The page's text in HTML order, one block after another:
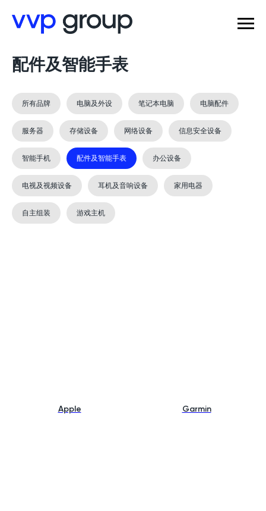
配件及智能手表
所有品牌 电脑及外设 笔记本电脑 电脑配件
服务器 存储设备 网络设备 信息安全设备
智能手机 配件及智能手表 办公设备
电视及视频设备 耳机及音响设备 家用电器
自主组装 游戏主机
Apple Garmin